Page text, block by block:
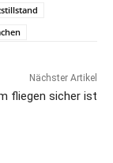
Nächster Artikel
fliegen sicher ist